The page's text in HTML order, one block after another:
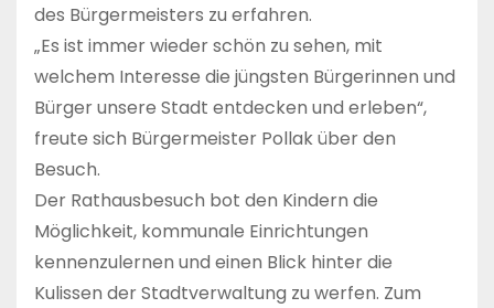
des Bürgermeisters zu erfahren.
„Es ist immer wieder schön zu sehen, mit
welchem Interesse die jüngsten Bürgerinnen und
Bürger unsere Stadt entdecken und erleben“,
freute sich Bürgermeister Pollak über den
Besuch.
Der Rathausbesuch bot den Kindern die
Möglichkeit, kommunale Einrichtungen
kennenzulernen und einen Blick hinter die
Kulissen der Stadtverwaltung zu werfen. Zum